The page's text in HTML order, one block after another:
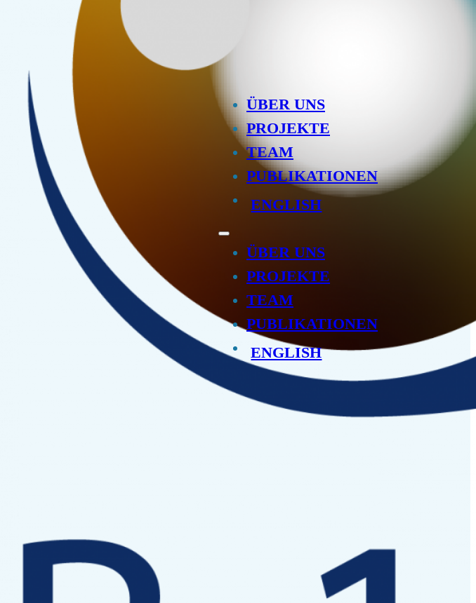
ÜBER UNS
PROJEKTE
TEAM
PUBLIKATIONEN
ENGLISH
ÜBER UNS
PROJEKTE
TEAM
PUBLIKATIONEN
ENGLISH